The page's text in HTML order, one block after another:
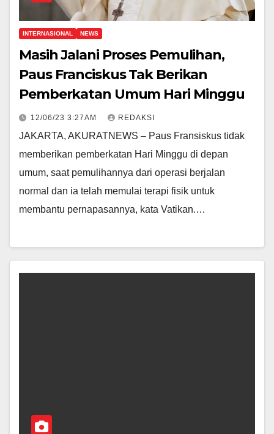
INTERNASIONAL NEWS
Masih Jalani Proses Pemulihan,
Paus Franciskus Tak Berikan
Pemberkatan Umum Hari Minggu
12/06/23 3:27AM REDAKSI
JAKARTA, AKURATNEWS – Paus Fransiskus tidak
memberikan pemberkatan Hari Minggu di depan
umum, saat pemulihannya dari operasi berjalan
normal dan ia telah memulai terapi fisik untuk
membantu pernapasannya, kata Vatikan.…